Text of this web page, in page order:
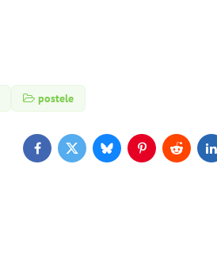
postele
FacebookTwitterBlueskyPinterestReddit